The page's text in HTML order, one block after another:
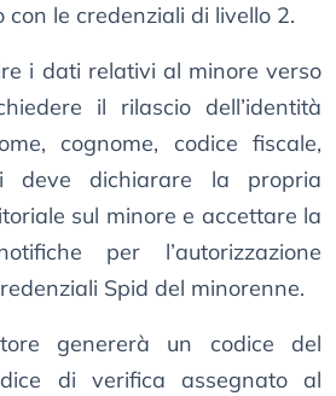
le credenziali di livello 2.
i dati relativi al minore verso
il rilascio dell’identità
cognome, codice fiscale,
deve dichiarare la propria
sul minore e accettare la
per l’autorizzazione
Spid del minorenne.
genererà un codice del
di verifica assegnato al